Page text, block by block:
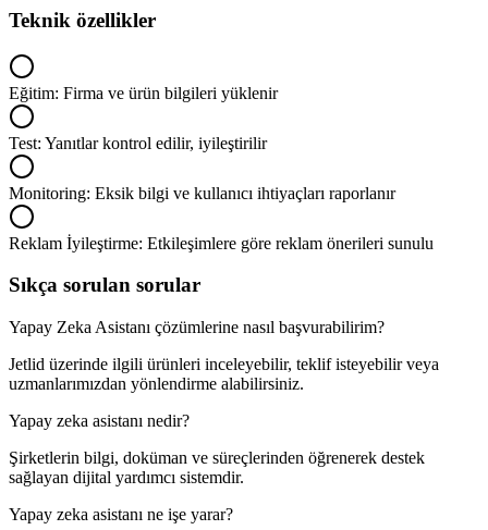
Teknik özellikler
Eğitim: Firma ve ürün bilgileri yüklenir
Test: Yanıtlar kontrol edilir, iyileştirilir
Monitoring: Eksik bilgi ve kullanıcı ihtiyaçları raporlanır
Reklam İyileştirme: Etkileşimlere göre reklam önerileri sunulu
Sıkça sorulan sorular
Yapay Zeka Asistanı çözümlerine nasıl başvurabilirim?
Jetlid üzerinde ilgili ürünleri inceleyebilir, teklif isteyebilir veya
uzmanlarımızdan yönlendirme alabilirsiniz.
Yapay zeka asistanı nedir?
Şirketlerin bilgi, doküman ve süreçlerinden öğrenerek destek
sağlayan dijital yardımcı sistemdir.
Yapay zeka asistanı ne işe yarar?